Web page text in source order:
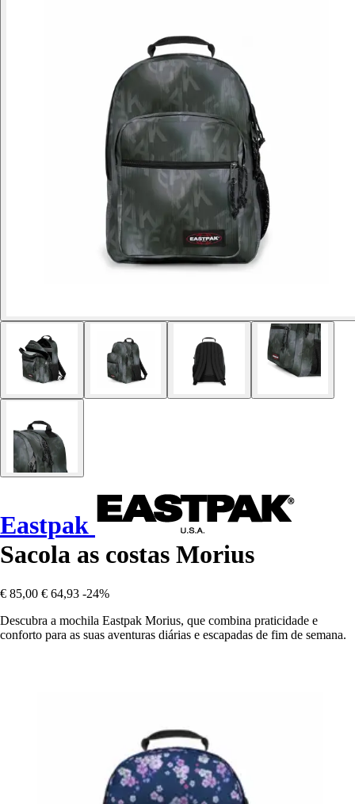
Eastpak
Sacola as costas Morius
€ 85,00 € 64,93 -24%
Descubra a mochila Eastpak Morius, que combina praticidade e
conforto para as suas aventuras diárias e escapadas de fim de semana.